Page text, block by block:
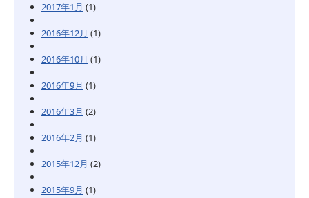
2017年1月 (1)
2016年12月 (1)
2016年10月 (1)
2016年9月 (1)
2016年3月 (2)
2016年2月 (1)
2015年12月 (2)
2015年9月 (1)